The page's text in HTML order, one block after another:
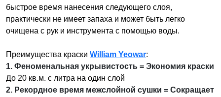
быстрое время нанесения следующего слоя,
практически не имеет запаха и может быть легко
очищена с рук и инструмента с помощью воды.
Преимущества краски William Yeowar:
1. Феноменальная укрывистость = Экономия краски
До 20 кв.м. с литра на один слой
2. Рекордное время межслойной сушки = Сокращает